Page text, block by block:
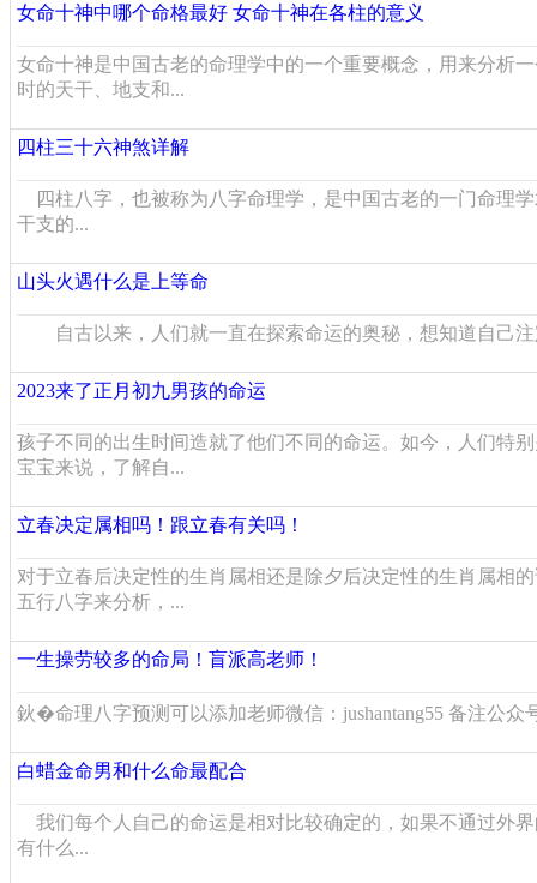
女命十神中哪个命格最好 女命十神在各柱的意义
女命十神是中国古老的命理学中的一个重要概念，用来分析
时的天干、地支和...
四柱三十六神煞详解
四柱八字，也被称为八字命理学，是中国古老的一门命理
干支的...
山头火遇什么是上等命
自古以来，人们就一直在探索命运的奥秘，想知道自己注
2023来了正月初九男孩的命运
孩子不同的出生时间造就了他们不同的命运。如今，人们特
宝宝来说，了解自...
立春决定属相吗！跟立春有关吗！
对于立春后决定性的生肖属相还是除夕后决定性的生肖属相
五行八字来分析，...
一生操劳较多的命局！盲派高老师！
鈥�命理八字预测可以添加老师微信：jushantang55 备注公众
白蜡金命男和什么命最配合
我们每个人自己的命运是相对比较确定的，如果不通过外
有什么...